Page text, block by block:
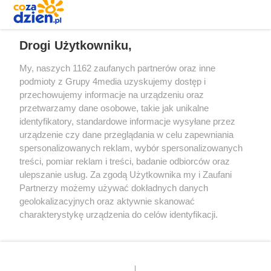
Redakcja Reklama Prywatność
Praca Łódź
the:protocol
Drogi Użytkowniku,
My, naszych 1162 zaufanych partnerów oraz inne
podmioty z Grupy 4media uzyskujemy dostęp i
przechowujemy informacje na urządzeniu oraz
przetwarzamy dane osobowe, takie jak unikalne
identyfikatory, standardowe informacje wysyłane przez
urządzenie czy dane przeglądania w celu zapewniania
spersonalizowanych reklam, wybór spersonalizowanych
treści, pomiar reklam i treści, badanie odbiorców oraz
ulepszanie usług. Za zgodą Użytkownika my i Zaufani
Partnerzy możemy używać dokładnych danych
geolokalizacyjnych oraz aktywnie skanować
charakterystykę urządzenia do celów identyfikacji.
zmienić/wycofać klikając przycisk ustawień prywatności